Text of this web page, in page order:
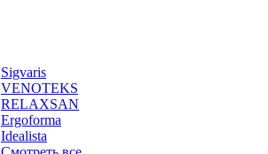
Sigvaris
VENOTEKS
RELAXSAN
Ergoforma
Idealista